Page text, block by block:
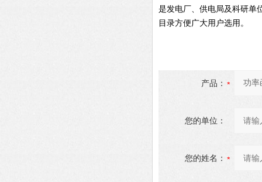
是发电厂、供电局及科研单
目录方便广大用户选用。
产品：
您的单位：
您的姓名：